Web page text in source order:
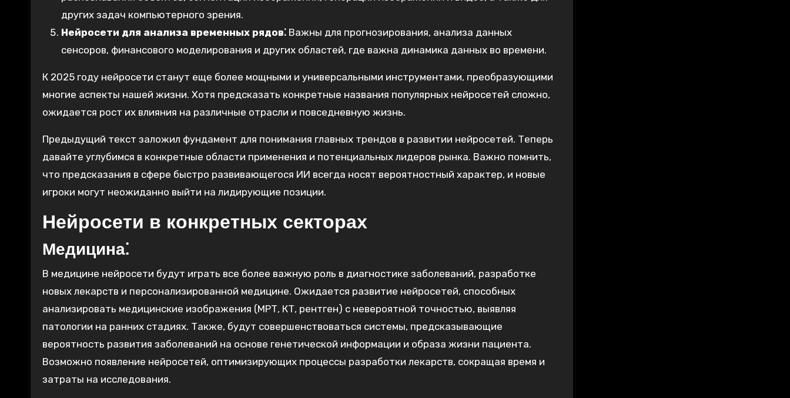
других задач компьютерного зрения.
Нейросети для анализа временных рядов⁚ Важны для прогнозирования, анализа данных
сенсоров, финансового моделирования и других областей, где важна динамика данных во времени.
К 2025 году нейросети станут еще более мощными и универсальными инструментами, преобразующими
многие аспекты нашей жизни. Хотя предсказать конкретные названия популярных нейросетей сложно,
ожидается рост их влияния на различные отрасли и повседневную жизнь.
Предыдущий текст заложил фундамент для понимания главных трендов в развитии нейросетей. Теперь
давайте углубимся в конкретные области применения и потенциальных лидеров рынка. Важно помнить,
что предсказания в сфере быстро развивающегося ИИ всегда носят вероятностный характер, и новые
игроки могут неожиданно выйти на лидирующие позиции.
Нейросети в конкретных секторах
Медицина⁚
В медицине нейросети будут играть все более важную роль в диагностике заболеваний, разработке
новых лекарств и персонализированной медицине. Ожидается развитие нейросетей, способных
анализировать медицинские изображения (МРТ, КТ, рентген) с невероятной точностью, выявляя
патологии на ранних стадиях. Также, будут совершенствоваться системы, предсказывающие
вероятность развития заболеваний на основе генетической информации и образа жизни пациента.
Возможно появление нейросетей, оптимизирующих процессы разработки лекарств, сокращая время и
затраты на исследования.